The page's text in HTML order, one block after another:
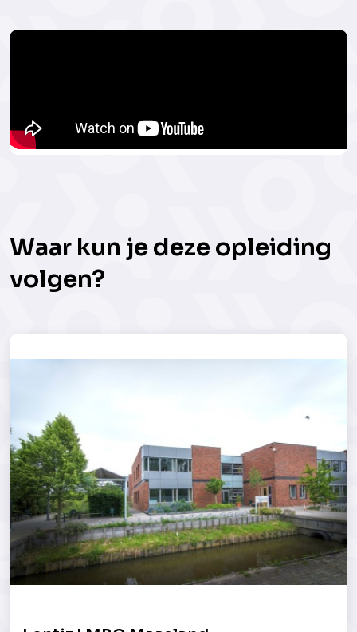
Waar kun je deze opleiding
volgen?